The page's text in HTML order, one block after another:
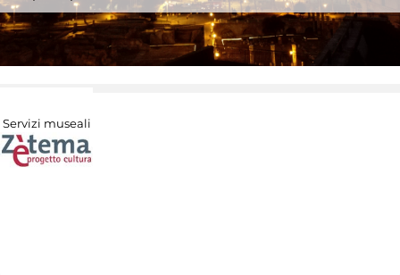
Servizi museali